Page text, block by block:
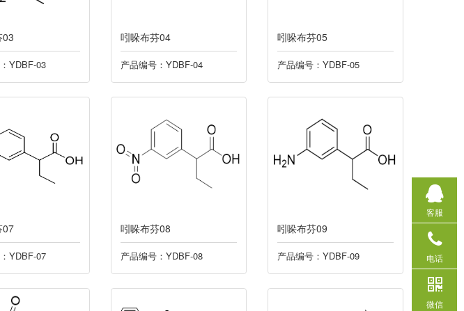
客服
电话
微信
03
YDBF-03
吲哚布芬04
产品编号：YDBF-04
吲哚布芬05
产品编号：YDBF-05
07
YDBF-07
吲哚布芬08
产品编号：YDBF-08
吲哚布芬09
产品编号：YDBF-09